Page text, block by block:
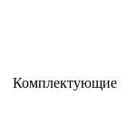
Комплектующие